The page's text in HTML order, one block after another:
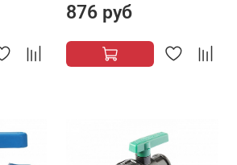
876 руб